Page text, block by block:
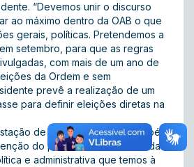
“Devemos unir o discurso
ao máximo dentro da OAB o que
gerais, políticas. Pretendemos a
setembro, para que as regras
com mais de um ano de
da Ordem e sem
prevê a realização de um
para definir eleições diretas na
de contas da gestão também
do presidente. “Partimos da
e administrativa que temos à